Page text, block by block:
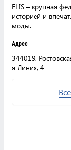
ELIS – крупная
историей и
моды.
Адрес
344019,
я Линия, 4